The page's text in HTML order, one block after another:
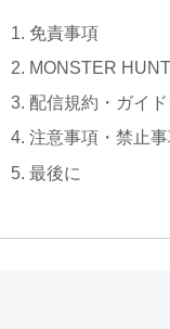
免責事項
MONSTER
配信規約・ガイ
注意事項・禁止
最後に